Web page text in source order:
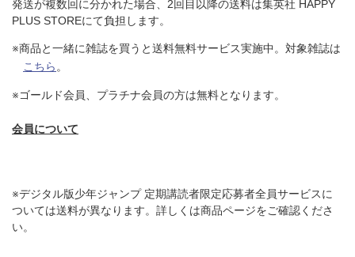
発送が複数回に分かれた場合、2回目以降の送料は集英社 HAPPY
PLUS STOREにて負担します。
※商品と一緒に雑誌を買うと送料無料サービス実施中。対象雑誌は
こちら 。
※ゴールド会員、プラチナ会員の方は無料となります。
会員について
※デジタル版少年ジャンプ 定期講読者限定応募者全員サービスに
ついては送料が異なります。詳しくは商品ページをご確認くださ
い。